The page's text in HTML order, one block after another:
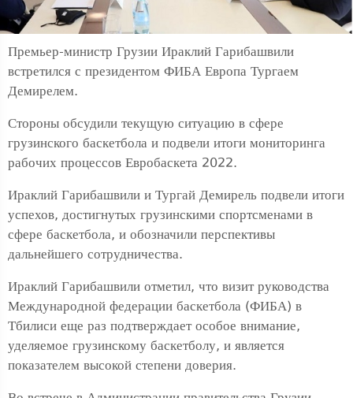
Премьер-министр Грузии Ираклий Гарибашвили
встретился с президентом ФИБА Европа Тургаем
Демирелем.
Стороны обсудили текущую ситуацию в сфере
грузинского баскетбола и подвели итоги мониторинга
рабочих процессов Евробаскета 2022.
Ираклий Гарибашвили и Тургай Демирель подвели итоги
успехов, достигнутых грузинскими спортсменами в
сфере баскетбола, и обозначили перспективы
дальнейшего сотрудничества.
Ираклий Гарибашвили отметил, что визит руководства
Международной федерации баскетбола (ФИБА) в
Тбилиси еще раз подтверждает особое внимание,
уделяемое грузинскому баскетболу, и является
показателем высокой степени доверия.